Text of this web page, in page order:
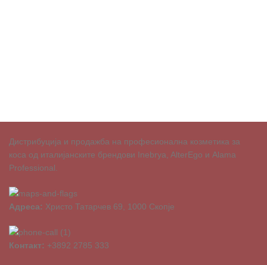
Дистрибуција и продажба на професионална козметика за
коса од италијанските брендови Inebrya, AlterEgo и Alama
Professional.
Адреса: Христо Татарчев 69, 1000 Скопје
Контакт: +3892 2785 333